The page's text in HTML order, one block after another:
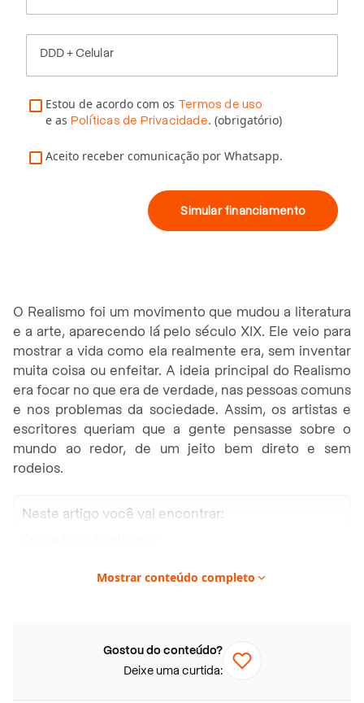
DDD + Celular
Estou de acordo com os Termos de uso
e as Políticas de Privacidade. (obrigatório)
Aceito receber comunicação por Whatsapp.
Simular financiamento
O Realismo foi um movimento que mudou a literatura
e a arte, aparecendo lá pelo século XIX. Ele veio para
mostrar a vida como ela realmente era, sem inventar
muita coisa ou enfeitar. A ideia principal do Realismo
era focar no que era de verdade, nas pessoas comuns
e nos problemas da sociedade. Assim, os artistas e
escritores queriam que a gente pensasse sobre o
mundo ao redor, de um jeito bem direto e sem
rodeios.
Neste artigo você vai encontrar:
Crítica Social e Psicológica
Linguagem Direta e Descritiva
Mostrar conteúdo completo
Gostou do conteúdo?
Deixe uma curtida: